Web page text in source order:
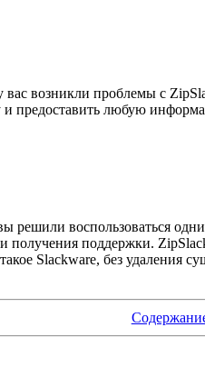
возникли проблемы с
и предоставить любую
решили воспользоваться
и получения поддержки.
Slackware, без удаления